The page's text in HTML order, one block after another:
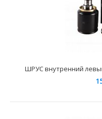
Применение на
1102, 1103, 1105 ,
ШРУС внутренний